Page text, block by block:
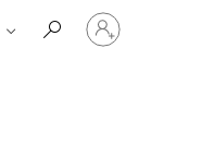
Prihláste
sa